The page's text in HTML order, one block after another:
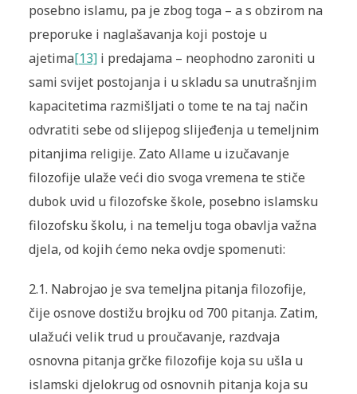
posebno islamu, pa je zbog toga – a s obzirom na
preporuke i naglašavanja koji postoje u
ajetima[13]i predajama – neophodno zaroniti u
sami svijet postojanja i u skladu sa unutrašnjim
kapacitetima razmišljati o tome te na taj način
odvratiti sebe od slijepog slijeđenja u temeljnim
pitanjima religije. Zato Allame u izučavanje
filozofije ulaže veći dio svoga vremena te stiče
dubok uvid u filozofske škole, posebno islamsku
filozofsku školu, i na temelju toga obavlja važna
djela, od kojih ćemo neka ovdje spomenuti:
2.1. Nabrojao je sva temeljna pitanja filozofije,
čije osnove dostižu brojku od 700 pitanja. Zatim,
ulažući velik trud u proučavanje, razdvaja
osnovna pitanja grčke filozofije koja su ušla u
islamski djelokrug od osnovnih pitanja koja su